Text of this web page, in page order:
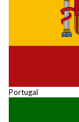
Portugal